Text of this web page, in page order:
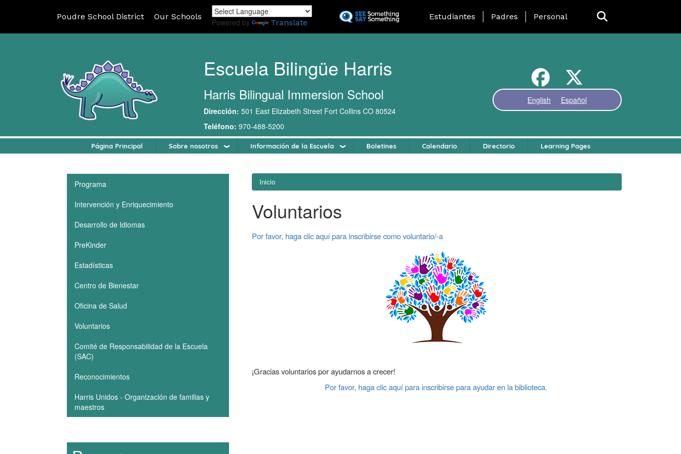
al
Poudre School District Our Schools
Powered by Translate
Landing Page Menu
Estudiantes Padres Personal
Escuela Bilingüe Harris
Harris Bilingual Immersion School
Dirección: 501 East Elizabeth Street Fort Collins CO 80524
Teléfono: 970-488-5200
English Español
Página Principal Sobre nosotros Información de la Escuela Boletines Calendario Directorio Learning Pages
Inicio
Voluntarios
Por favor, haga clic aquí para inscribirse como voluntario/-a
¡Gracias voluntarios por ayudarnos a crecer!
Por favor, haga clic aquí para inscribirse para ayudar en la biblioteca.
Main navigation
Programa
Intervención y Enriquecimiento
Desarrollo de Idiomas
PreKinder
Estadísticas
Centro de Bienestar
Oficina de Salud
Voluntarios
Comité de Responsabilidad de la Escuela
(SAC)
Reconocimientos
Harris Unidos - Organización de familias y
maestros